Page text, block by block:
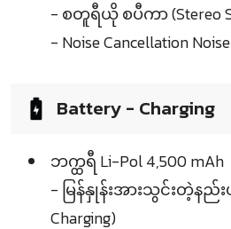
- စတူရီယို စပီကာ (Stereo
- Noise Cancellation
Battery - Charging
ဘက္ထရီ Li-Pol 4,500 mAh
- မြန်နှုန်းအားသွင်းတဲ့နည်း
Charging)